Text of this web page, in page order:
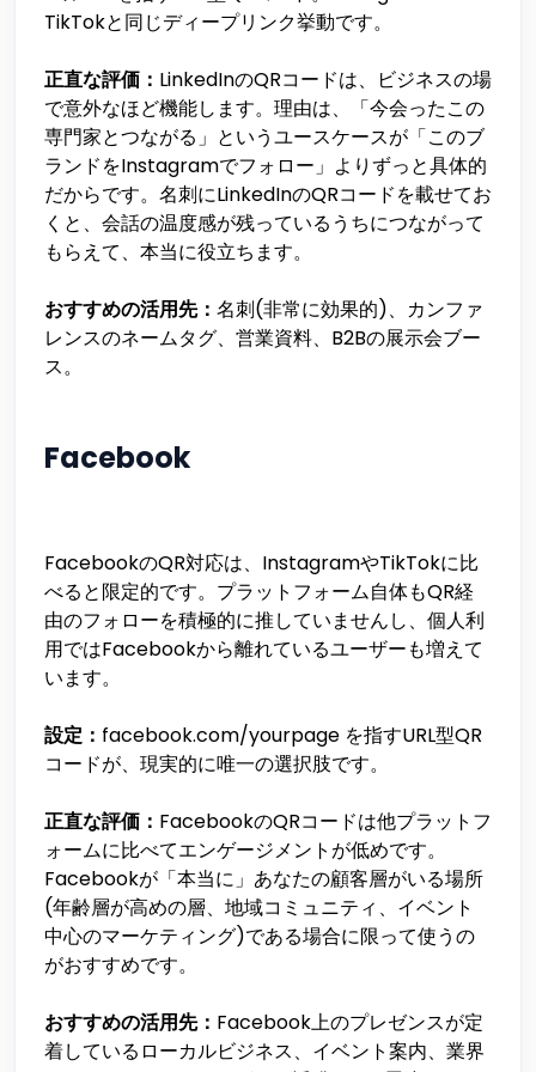
TikTokと同じディープリンク挙動です。
正直な評価： LinkedInのQRコードは、ビジネスの場
で意外なほど機能します。理由は、「今会ったこの
専門家とつながる」というユースケースが「このブ
ランドをInstagramでフォロー」よりずっと具体的
だからです。名刺にLinkedInのQRコードを載せてお
くと、会話の温度感が残っているうちにつながって
もらえて、本当に役立ちます。
おすすめの活用先： 名刺(非常に効果的)、カンファ
レンスのネームタグ、営業資料、B2Bの展示会ブー
ス。
Facebook
FacebookのQR対応は、InstagramやTikTokに比
べると限定的です。プラットフォーム自体もQR経
由のフォローを積極的に推していませんし、個人利
用ではFacebookから離れているユーザーも増えて
います。
設定： facebook.com/yourpage を指すURL型QR
コードが、現実的に唯一の選択肢です。
正直な評価： FacebookのQRコードは他プラットフ
ォームに比べてエンゲージメントが低めです。
Facebookが「本当に」あなたの顧客層がいる場所
(年齢層が高めの層、地域コミュニティ、イベント
中心のマーケティング)である場合に限って使うの
がおすすめです。
おすすめの活用先： Facebook上のプレゼンスが定
着しているローカルビジネス、イベント案内、業界